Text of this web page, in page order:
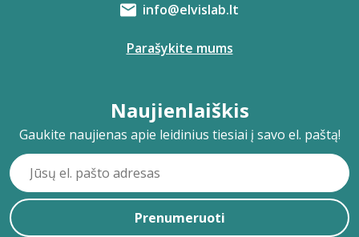
info@elvislab.lt
Parašykite mums
Naujienlaiškis
Gaukite naujienas apie leidinius tiesiai į savo el. paštą!
Prenumeruoti